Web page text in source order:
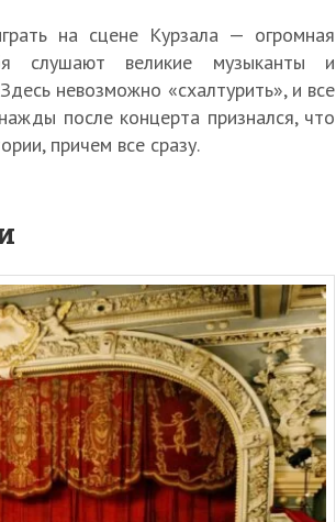
на сцене Курзала — огромная
слушают великие музыканты и
невозможно «схалтурить», и все
после концерта признался, что
причем все сразу.